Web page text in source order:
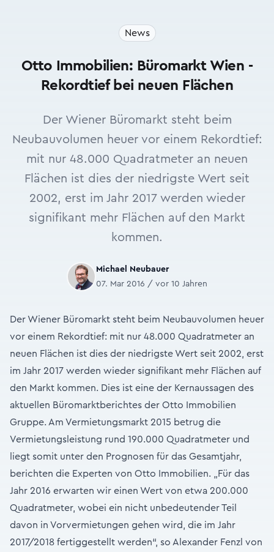
News
Otto Immobilien: Büromarkt Wien -
Rekordtief bei neuen Flächen
Der Wiener Büromarkt steht beim
Neubauvolumen heuer vor einem Rekordtief:
mit nur 48.000 Quadratmeter an neuen
Flächen ist dies der niedrigste Wert seit
2002, erst im Jahr 2017 werden wieder
signifikant mehr Flächen auf den Markt
kommen.
Michael Neubauer
07. Mar 2016 / vor 10 Jahren
Der Wiener Büromarkt steht beim Neubauvolumen heuer
vor einem Rekordtief: mit nur 48.000 Quadratmeter an
neuen Flächen ist dies der niedrigste Wert seit 2002, erst
im Jahr 2017 werden wieder signifikant mehr Flächen auf
den Markt kommen. Dies ist eine der Kernaussagen des
aktuellen Büromarktberichtes der Otto Immobilien
Gruppe. Am Vermietungsmarkt 2015 betrug die
Vermietungsleistung rund 190.000 Quadratmeter und
liegt somit unter den Prognosen für das Gesamtjahr,
berichten die Experten von Otto Immobilien. „Für das
Jahr 2016 erwarten wir einen Wert von etwa 200.000
Quadratmeter, wobei ein nicht unbedeutender Teil
davon in Vorvermietungen gehen wird, die im Jahr
2017/2018 fertiggestellt werden“, so Alexander Fenzl von